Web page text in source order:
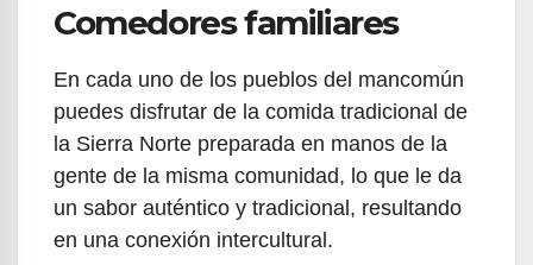
Comedores familiares
En cada uno de los pueblos del mancomún
puedes disfrutar de la comida tradicional de
la Sierra Norte preparada en manos de la
gente de la misma comunidad, lo que le da
un sabor auténtico y tradicional, resultando
en una conexión intercultural.